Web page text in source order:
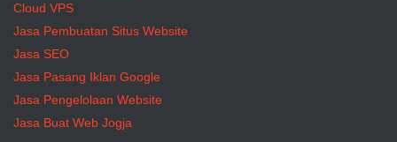
Cloud VPS
Jasa Pembuatan Situs Website
Jasa SEO
Jasa Pasang Iklan Google
Jasa Pengelolaan Website
Jasa Buat Web Jogja